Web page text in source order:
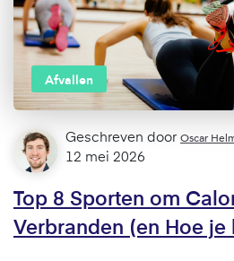
Afvallen
Geschreven door Oscar
12 mei 2026
Top 8 Sporten om
Verbranden (en Hoe je